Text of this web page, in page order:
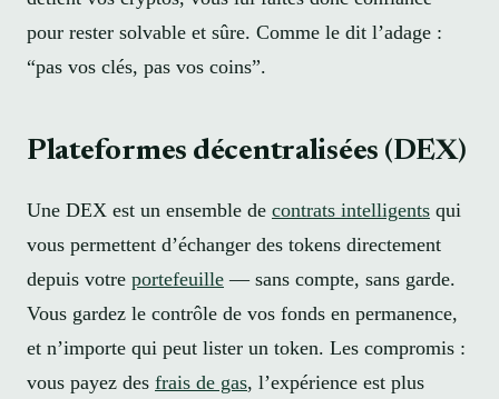
pour rester solvable et sûre. Comme le dit l’adage :
“pas vos clés, pas vos coins”.
Plateformes décentralisées (DEX)
Une DEX est un ensemble de contrats intelligents qui
vous permettent d’échanger des tokens directement
depuis votre portefeuille — sans compte, sans garde.
Vous gardez le contrôle de vos fonds en permanence,
et n’importe qui peut lister un token. Les compromis :
vous payez des frais de gas, l’expérience est plus